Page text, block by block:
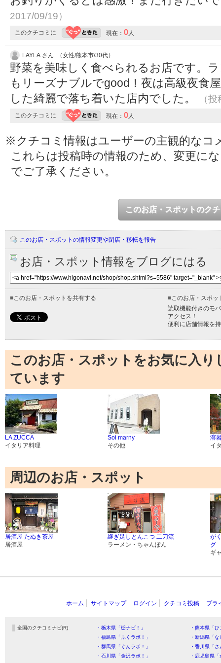
2017/09/19）
このクチコミに 現在： 0人
LAYLA さん （女性/熊本市/30代）
野菜を美味しく食べられるお店です。
もリーズナブルでgood！夜は高級夜食
した綺麗で落ち着いた店内でした。
（
このクチコミに 現在： 0人
※クチコミ情報はユーザーの主観的なコ
これらは投稿時の情報のため、変更に
でご了承ください。
このお店・スポットのク
このお店・スポットの情報変更や閉店・移転を報告
お店・スポット情報をブログにはる
■このお店・スポットを共有する ■このお店・スポッ
読取機能付きのモ
アクセス！
便利に店舗情報を
このお店・スポットをお気に入
ています
LA ZUCCA
イタリア料理
Soi marny
その他
溶
イ
周辺のお店・スポット
居酒屋 たぬき茶屋
居酒屋
継ぎ足しとんこつ 二刀流
ラーメン・ちゃんぽん
が
グ
ギ
ホーム サイトマップ ログイン クチコミ投稿 プラ
全国のクチコミナビ(R) ・栃木県「栃ナビ！」
・熊本県「
・福島県「ふくラボ！」
・新潟県「
・群馬県「ぐんラボ！」
・香川県「
・石川県「金沢ラボ！」
・鹿児島県